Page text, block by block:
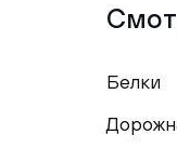
Белки